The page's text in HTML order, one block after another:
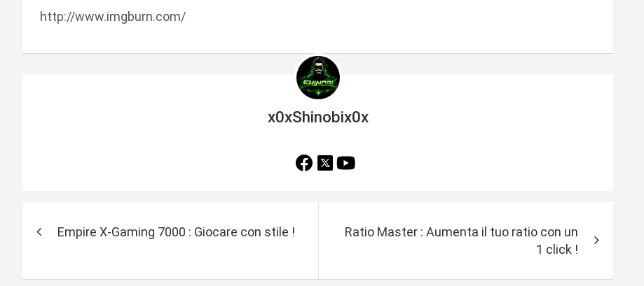
http://www.imgburn.com/
x0xShinobix0x
v
Empire X-Gaming 7000 : Giocare con stile !
Ratio Master : Aumenta il tuo ratio con un
1 click !